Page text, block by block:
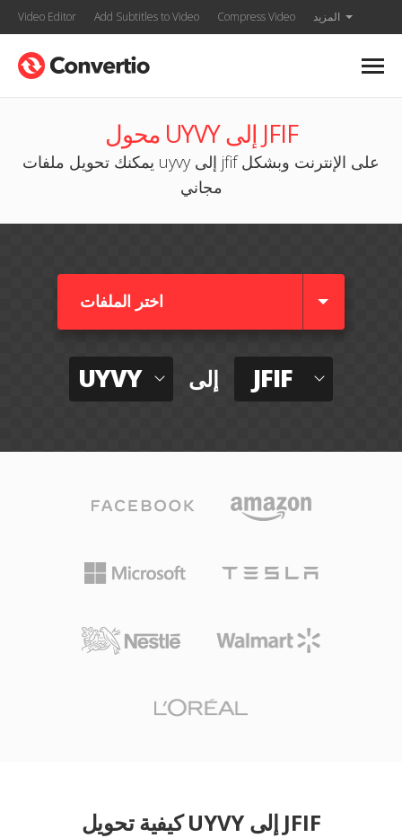
Video Editor Add Subtitles to Video Compress Video المزيد
محول UYVY إلى JFIF
يمكنك تحويل ملفات uyvy إلى jfif على الإنترنت وبشكل
مجاني
اختر الملفات
UYVY إلى JFIF
كيفية تحويل UYVY إلى JFIF